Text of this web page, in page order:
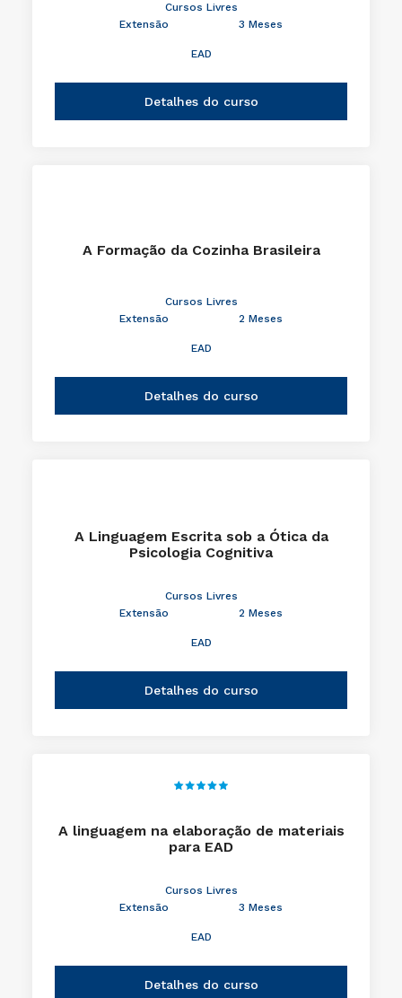
Cursos Livres
Extensão
3 Meses
EAD
Detalhes do curso
A Formação da Cozinha Brasileira
Cursos Livres
Extensão
2 Meses
EAD
Detalhes do curso
A Linguagem Escrita sob a Ótica da
Psicologia Cognitiva
Cursos Livres
Extensão
2 Meses
EAD
Detalhes do curso
A linguagem na elaboração de materiais
para EAD
Cursos Livres
Extensão
3 Meses
EAD
Detalhes do curso